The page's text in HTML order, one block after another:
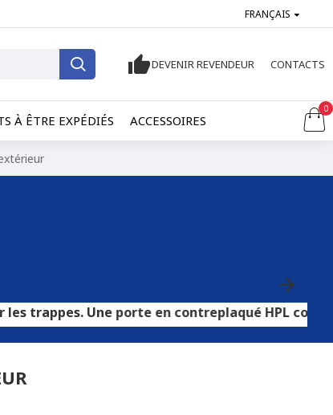
FRANÇAIS
DEVENIR REVENDEUR CONTACTS
À ÊTRE EXPÉDIÉS ACCESSOIRES
0
Une porte en contreplaqué HPL convient